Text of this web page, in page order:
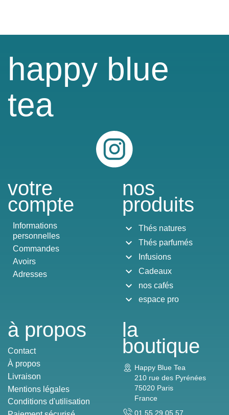
happy blue
tea
votre
compte
Informations
personnelles
Commandes
Avoirs
Adresses
nos
produits
Thés natures
expand_more
Thés parfumés
expand_more
Infusions
expand_more
Cadeaux
expand_more
nos cafés
expand_more
espace pro
expand_more
à propos
Contact
À propos
Livraison
Mentions légales
Conditions d'utilisation
la
boutique
Happy Blue Tea
210 rue des Pyrénées
75020 Paris
France
01 55 29 05 57